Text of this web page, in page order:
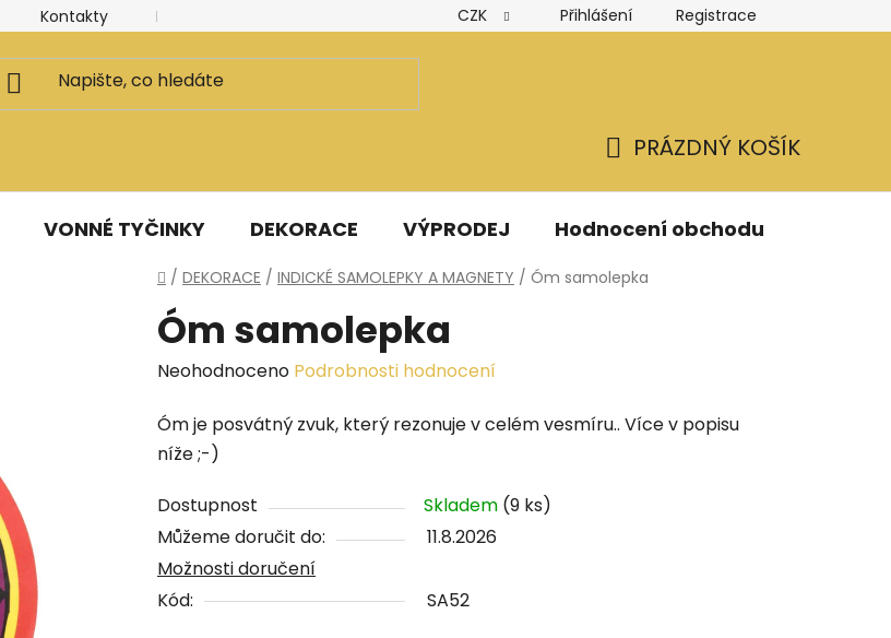
Kontakty Kancelář a ateliér Hodnocení obchodu Obchodní podmínky
CZK Přihlášení Registrace
KOŠÍK
PRÁZDNÝ KOŠÍK
VONNÉ TYČINKY DEKORACE VÝPRODEJ Hodnocení obchodu
Domů
/ DEKORACE / INDICKÉ SAMOLEPKY A MAGNETY / Óm samolepka
Óm samolepka
Průměrné
produktu
je
z
5
hvězdiček.
Neohodnoceno Podrobnosti hodnocení
Óm je posvátný zvuk, který rezonuje v celém vesmíru.. Více v popisu
níže ;-)
Dostupnost Skladem (9 ks)
Můžeme doručit do:
11.8.2026
Možnosti doručení
Kód:
SA52